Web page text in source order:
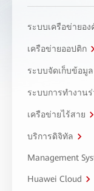
ระบบเครือข่ายอง
เครือข่ายออปติก
ระบบจัดเก็บข้อมูล
ระบบการทำงาน
เครือข่ายไร้สาย
บริการดิจิทัล
Management
Huawei Cloud